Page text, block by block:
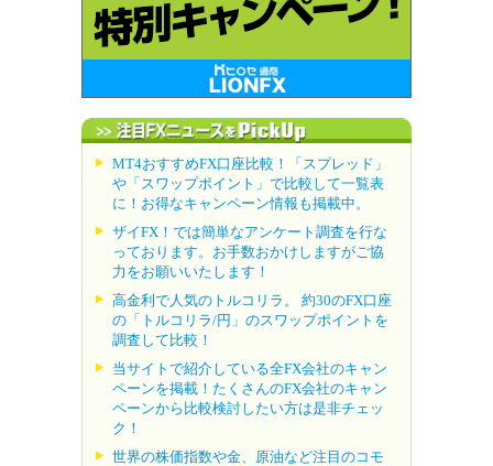
MT4おすすめFX口座比較！「スプレッド」
や「スワップポイント」で比較して一覧表
に！お得なキャンペーン情報も掲載中。
ザイFX！では簡単なアンケート調査を行な
っております。お手数おかけしますがご協
力をお願いいたします！
高金利で人気のトルコリラ。 約30のFX口座
の「トルコリラ/円」のスワップポイントを
調査して比較！
当サイトで紹介している全FX会社のキャン
ペーンを掲載！たくさんのFX会社のキャン
ペーンから比較検討したい方は是非チェッ
ク！
世界の株価指数や金、原油など注目のコモ